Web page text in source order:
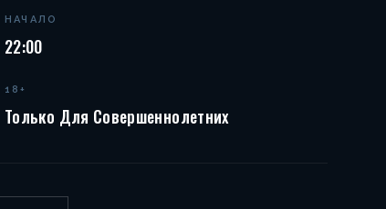
НАЧАЛО
22:00
18+
Только Для Совершеннолетних